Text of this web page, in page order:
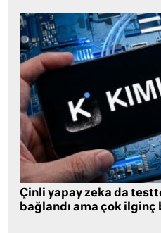
Çinli yapay zeka da
bağlandı ama çok